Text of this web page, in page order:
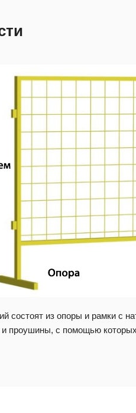
состоят из опоры и рамки с
проушины, с помощью